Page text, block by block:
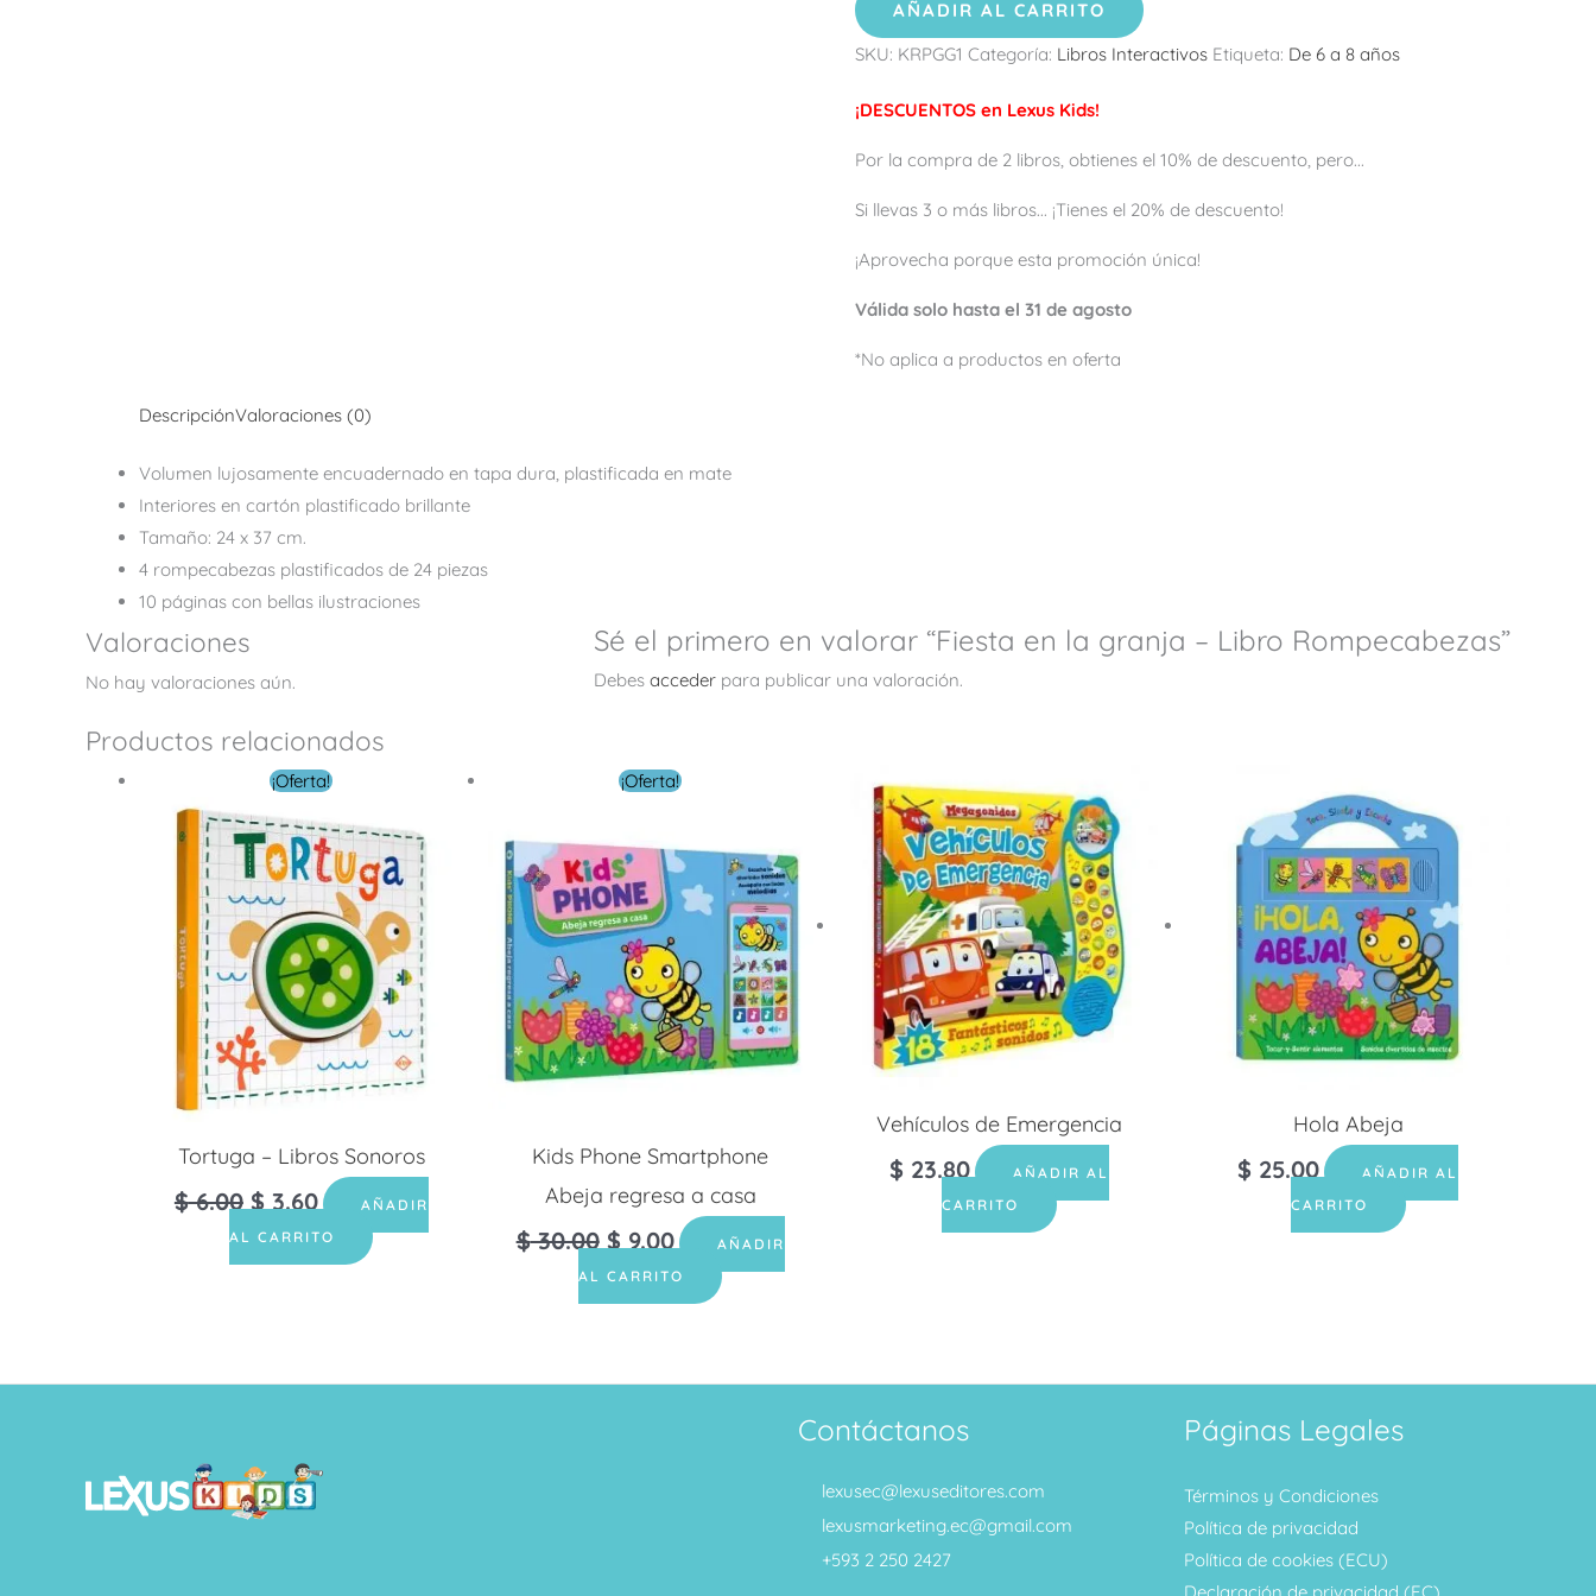
AÑADIR AL CARRITO
SKU: KRPGG1 Categoría: Libros Interactivos Etiqueta: De 6 a 8 años
¡DESCUENTOS en Lexus Kids!
Por la compra de 2 libros, obtienes el 10% de descuento, pero...
Si llevas 3 o más libros... ¡Tienes el 20% de descuento!
¡Aprovecha porque esta promoción única!
Válida solo hasta el 31 de agosto
*No aplica a productos en oferta
DescripciónValoraciones (0)
Volumen lujosamente encuadernado en tapa dura, plastificada en mate
Interiores en cartón plastificado brillante
Tamaño: 24 x 37 cm.
4 rompecabezas plastificados de 24 piezas
10 páginas con bellas ilustraciones
Valoraciones
No hay valoraciones aún.
Sé el primero en valorar “Fiesta en la granja – Libro Rompecabezas”
Debes acceder para publicar una valoración.
Productos relacionados
¡Oferta!
Tortuga – Libros Sonoros
$6.00
precio
original
era:
$ 6.00.
$ 3.60
El
actual
es:
$ 3.60.
AÑADIR
AL CARRITO
¡Oferta!
Kids Phone Smartphone
Abeja regresa a casa
$30.00
El
original
era:
$ 30.00.
$ 9.00
El
actual
es:
$ 9.00.
AÑADIR
AL CARRITO
Vehículos de Emergencia
$ 23.80
AÑADIR AL
CARRITO
Hola Abeja
$ 25.00
AÑADIR AL
CARRITO
Contáctanos
lexusec@lexuseditores.com
lexusmarketing.ec@gmail.com
+593 2 250 2427
Páginas Legales
Términos y Condiciones
Política de privacidad
Política de cookies (ECU)